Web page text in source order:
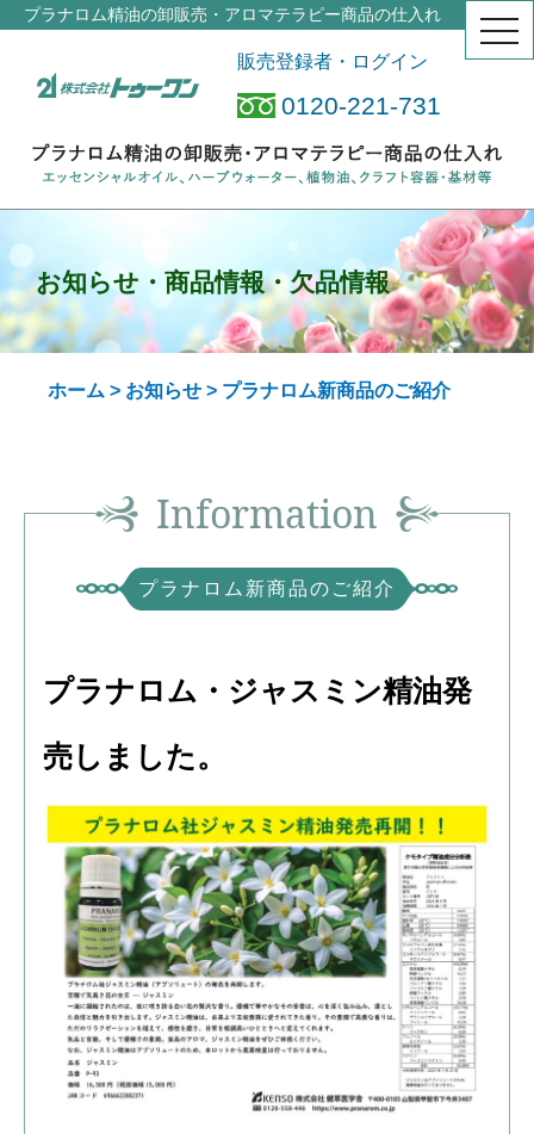
プラナロム精油の卸販売・アロマテラピー商品の仕入れ
販売登録者・ログイン
0120-221-731
お知らせ・商品情報・欠品情報
ホーム > お知らせ > プラナロム新商品のご紹介
Information
プラナロム新商品のご紹介
プラナロム・ジャスミン精油発
売しました。